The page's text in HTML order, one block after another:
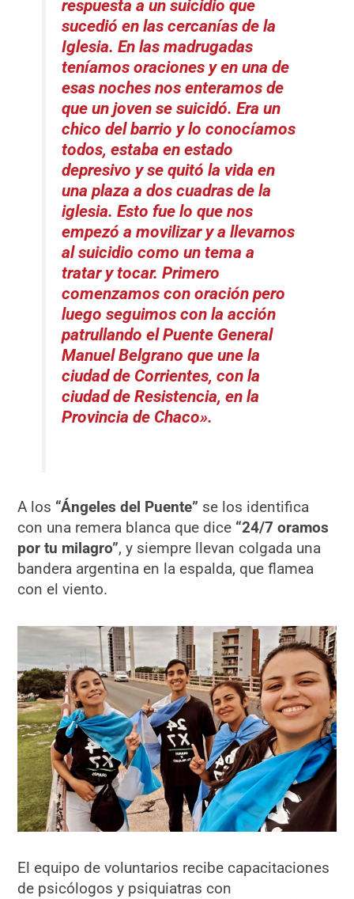
respuesta a un suicidio que
sucedió en las cercanías de la
Iglesia. En las madrugadas
teníamos oraciones y en una de
esas noches nos enteramos de
que un joven se suicidó. Era un
chico del barrio y lo conocíamos
todos, estaba en estado
depresivo y se quitó la vida en
una plaza a dos cuadras de la
iglesia.Esto fue lo que nos
empezó a movilizar y a llevarnos
al suicidio como un tema a
tratar y tocar. Primero
comenzamos con oración pero
luego seguimos con la acción
patrullando el Puente General
Manuel Belgrano que une la
ciudad de Corrientes, con la
ciudad de Resistencia, en la
Provincia de Chaco».
A los “Ángeles del Puente” se los identifica
con una remera blanca que dice “24/7 oramos
por tu milagro”, y siempre llevan colgada una
bandera argentina en la espalda, que flamea
con el viento.
El equipo de voluntarios recibe capacitaciones
de psicólogos y psiquiatras con